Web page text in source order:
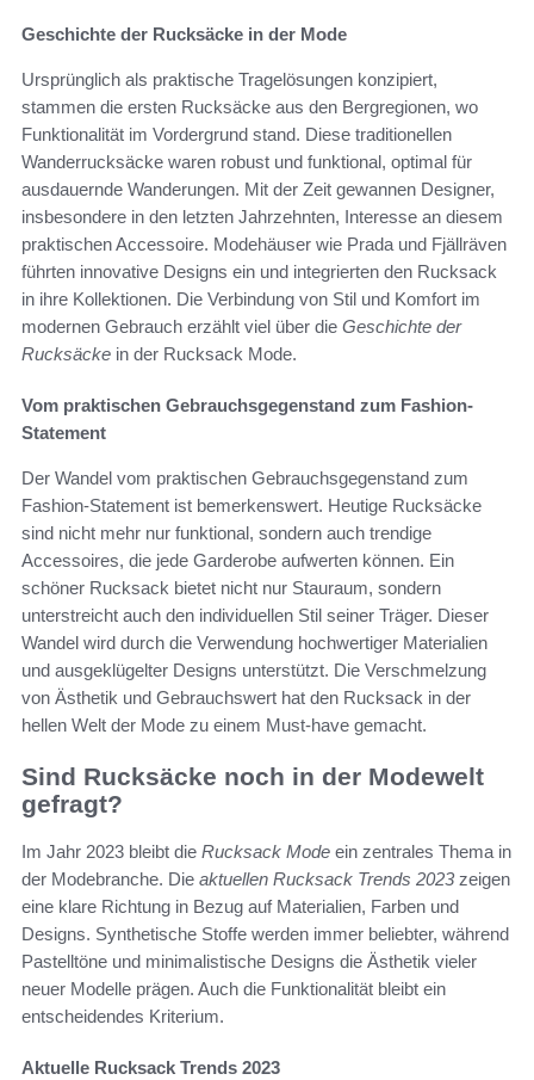
Geschichte der Rucksäcke in der Mode
Ursprünglich als praktische Tragelösungen konzipiert,
stammen die ersten Rucksäcke aus den Bergregionen, wo
Funktionalität im Vordergrund stand. Diese traditionellen
Wanderrucksäcke waren robust und funktional, optimal für
ausdauernde Wanderungen. Mit der Zeit gewannen Designer,
insbesondere in den letzten Jahrzehnten, Interesse an diesem
praktischen Accessoire. Modehäuser wie Prada und Fjällräven
führten innovative Designs ein und integrierten den Rucksack
in ihre Kollektionen. Die Verbindung von Stil und Komfort im
modernen Gebrauch erzählt viel über die Geschichte der
Rucksäcke in der Rucksack Mode.
Vom praktischen Gebrauchsgegenstand zum Fashion-
Statement
Der Wandel vom praktischen Gebrauchsgegenstand zum
Fashion-Statement ist bemerkenswert. Heutige Rucksäcke
sind nicht mehr nur funktional, sondern auch trendige
Accessoires, die jede Garderobe aufwerten können. Ein
schöner Rucksack bietet nicht nur Stauraum, sondern
unterstreicht auch den individuellen Stil seiner Träger. Dieser
Wandel wird durch die Verwendung hochwertiger Materialien
und ausgeklügelter Designs unterstützt. Die Verschmelzung
von Ästhetik und Gebrauchswert hat den Rucksack in der
hellen Welt der Mode zu einem Must-have gemacht.
Sind Rucksäcke noch in der Modewelt
gefragt?
Im Jahr 2023 bleibt die Rucksack Mode ein zentrales Thema in
der Modebranche. Die aktuellen Rucksack Trends 2023zeigen
eine klare Richtung in Bezug auf Materialien, Farben und
Designs. Synthetische Stoffe werden immer beliebter, während
Pastelltöne und minimalistische Designs die Ästhetik vieler
neuer Modelle prägen. Auch die Funktionalität bleibt ein
entscheidendes Kriterium.
Aktuelle Rucksack Trends 2023